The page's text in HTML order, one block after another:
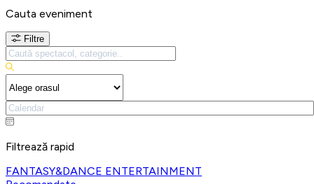
Cauta eveniment
Filtre
Filtrează rapid
FANTASY&DANCE ENTERTAINMENT